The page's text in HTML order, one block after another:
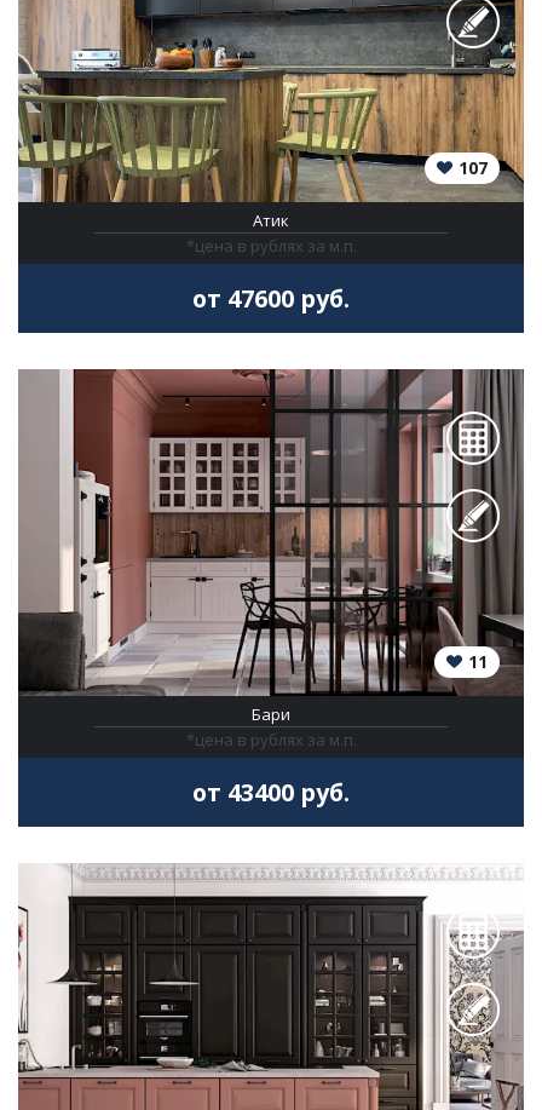
107
Атик
*цена в рублях за м.п.
от 47600 руб.
11
Бари
*цена в рублях за м.п.
от 43400 руб.